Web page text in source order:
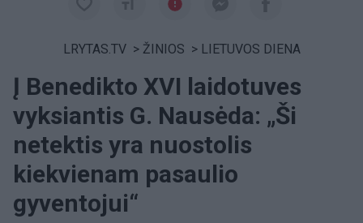
LRYTAS.TV > ŽINIOS > LIETUVOS DIENA
Į Benedikto XVI laidotuves
vyksiantis G. Nausėda: „Ši
netektis yra nuostolis
kiekvienam pasaulio
gyventojui“